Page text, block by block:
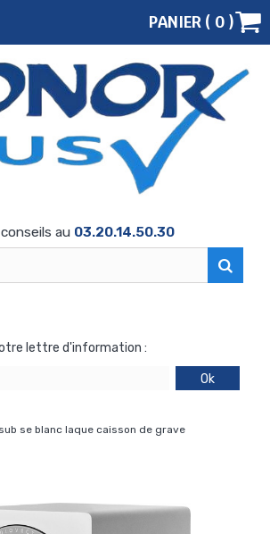
PANIER ( 0 )
au 03.20.14.50.30
lettre d'information :
Ok
se blanc laque caisson de grave